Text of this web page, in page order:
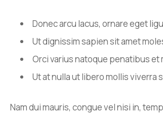
Donec arcu lacus, ornare eget
Ut dignissim sapien sit amet
Orci varius natoque penatibus
Ut at nulla ut libero mollis viverra
Nam dui mauris, congue vel nisi in,